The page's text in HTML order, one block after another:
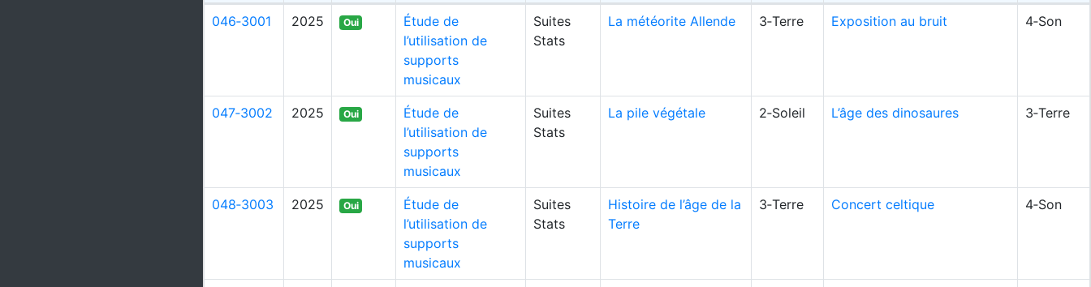
046‑3001 2025 Oui
Étude de
l’utilisation de
supports
musicaux
Suites
Stats
La météorite Allende 3‑Terre Exposition au bruit 4‑Son
047‑3002 2025 Oui
Étude de
l’utilisation de
supports
musicaux
Suites
Stats
La pile végétale 2‑Soleil L’âge des dinosaures 3‑Terre
048‑3003 2025 Oui
Étude de
l’utilisation de
supports
musicaux
Suites
Stats
Histoire de l’âge de la
Terre
3‑Terre Concert celtique 4‑Son